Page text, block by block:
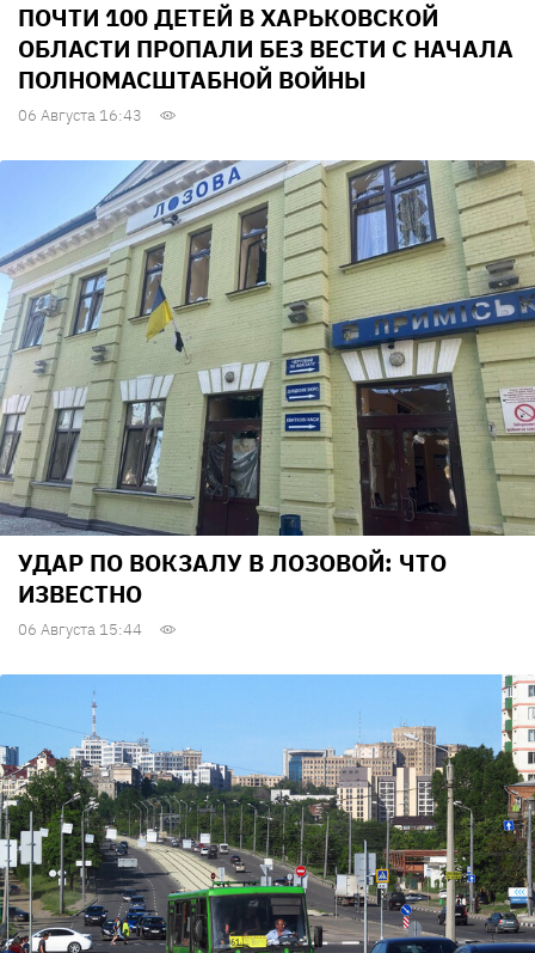
ПОЧТИ 100 ДЕТЕЙ В ХАРЬКОВСКОЙ
ОБЛАСТИ ПРОПАЛИ БЕЗ ВЕСТИ С НАЧАЛА
ПОЛНОМАСШТАБНОЙ ВОЙНЫ
06 Августа 16:43
УДАР ПО ВОКЗАЛУ В ЛОЗОВОЙ: ЧТО
ИЗВЕСТНО
06 Августа 15:44